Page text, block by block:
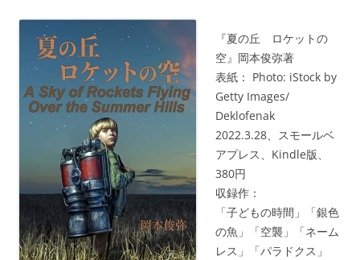
『夏の丘 ロケットの
空』岡本俊弥著
表紙： Photo: iStock by
Getty Images/
Deklofenak
2022.3.28、スモールベ
アプレス、Kindle版、
380円
収録作：
「子どもの時間」「銀色
の魚」「空襲」「ネーム
レス」「パラドクス」